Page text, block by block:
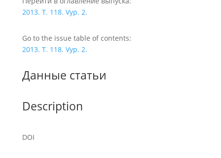
2013. T. 118. Vyp. 2.
Go to the issue table of contents:
2013. T. 118. Vyp. 2.
Данные статьи
Description
DOI